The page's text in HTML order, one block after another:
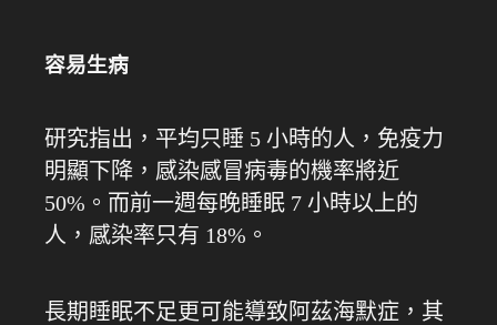
容易生病
研究指出，平均只睡 5 小時的人，免疫力
明顯下降，感染感冒病毒的機率將近
50%。而前一週每晚睡眠 7 小時以上的
人，感染率只有 18%。
長期睡眠不足更可能導致阿茲海默症，其